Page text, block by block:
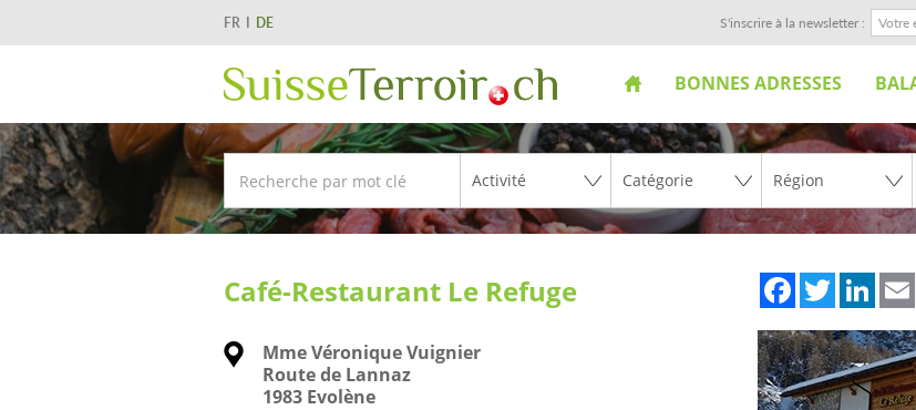
FR DE S'inscrire à la newsletter :
BONNES ADRESSES
Café-Restaurant Le Refuge FacebookTwitter
Mme Véronique Vuignier
Route de Lannaz
1983 Evolène